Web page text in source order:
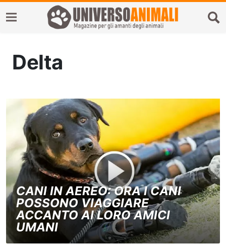
Delta
CANI IN AEREO: ORA I CANI
POSSONO VIAGGIARE
ACCANTO AI LORO AMICI
UMANI